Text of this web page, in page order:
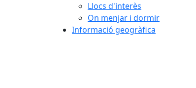
Llocs d'interès
On menjar i dormir
Informació geogràfica